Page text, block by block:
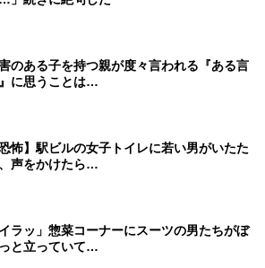
のある子を持つ親が度々言われる『ある言
に思うことは…
恐怖】駅ビルの女子トイレに若い男がいたた
声をかけたら…
イラッ」惣菜コーナーにスーツの男たちがぼ
と立っていて…